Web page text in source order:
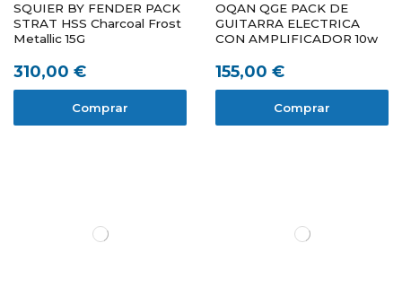
SQUIER BY FENDER PACK
STRAT HSS Charcoal Frost
Metallic 15G
310,00 €
Comprar
OQAN QGE PACK DE
GUITARRA ELECTRICA
CON AMPLIFICADOR 10w
155,00 €
Comprar